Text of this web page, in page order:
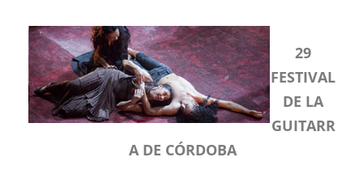
29
FESTIVAL
DE LA
GUITARR
A DE CÓRDOBA